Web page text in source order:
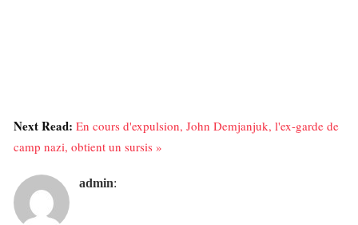
Next Read: En cours d'expulsion, John Demjanjuk, l'ex-garde de
camp nazi, obtient un sursis »
admin: